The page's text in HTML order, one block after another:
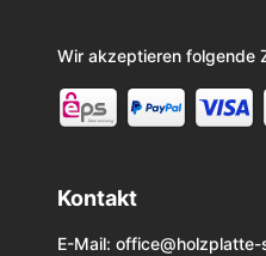
Wir akzeptieren folgende
Kontakt
E-Mail: